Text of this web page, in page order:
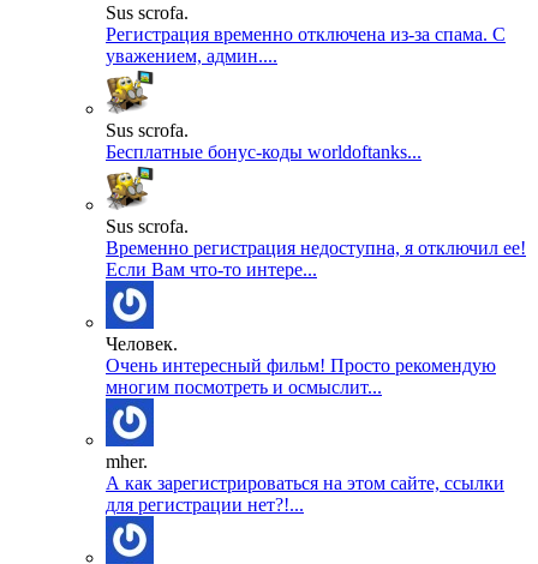
Sus scrofa.
Регистрация временно отключена из-за спама. С
уважением, админ....
Sus scrofa.
Бесплатные бонус-коды worldoftanks...
Sus scrofa.
Временно регистрация недоступна, я отключил ее!
Если Вам что-то интере...
Человек.
Очень интересный фильм! Просто рекомендую
многим посмотреть и осмыслит...
mher.
А как зарегистрироваться на этом сайте, ссылки
для регистрации нет?!...